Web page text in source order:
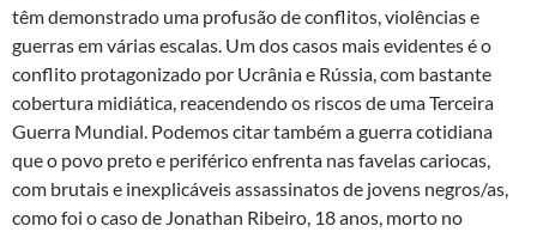
têm demonstrado uma profusão de conflitos, violências e
guerras em várias escalas. Um dos casos mais evidentes é o
conflito protagonizado por Ucrânia e Rússia, com bastante
cobertura midiática, reacendendo os riscos de uma Terceira
Guerra Mundial. Podemos citar também a guerra cotidiana
que o povo preto e periférico enfrenta nas favelas cariocas,
com brutais e inexplicáveis assassinatos de jovens negros/as,
como foi o caso de Jonathan Ribeiro, 18 anos, morto no